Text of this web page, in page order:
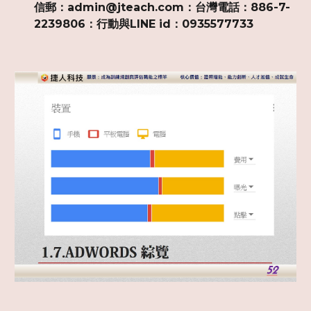
信郵：admin@jteach.com：台灣電話：886-7-
2239806：行動與LINE id：0935577733